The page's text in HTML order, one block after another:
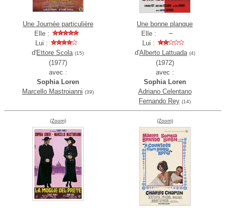
Une Journée particulière
Elle :
Lui :
d'Ettore Scola (15)
(1977)
avec :
Sophia Loren
Marcello Mastroianni (39)
Une bonne planque
Elle :
Lui :
d'Alberto Lattuada (4)
(1972)
avec :
Sophia Loren
Adriano Celentano
Fernando Rey (14)
(Zoom) (Zoom)